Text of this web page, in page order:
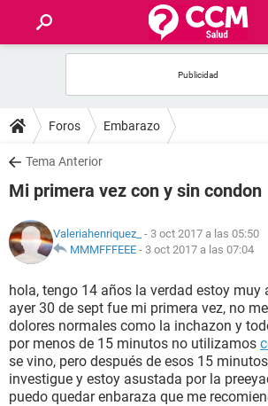
FOROS
SALUD
FAMILIA
NUTRICIÓN
BIENESTAR
SEXUALIDAD
GLOSARIO
Foros Embarazo
Tema Anterior
Mi primera vez con y sin condon
Valeriahenriquez_ - 3 oct 2017 a las 05:50
MMMFFFEEE - 3 oct 2017 a las 07:04
hola, tengo 14 años la verdad estoy muy
ayer 30 de sept fue mi primera vez, no
dolores normales como la inchazon y
por menos de 15 minutos no utilizamos
se vino, pero después de esos 15
investigue y estoy asustada por la
puedo quedar enbaraza que me